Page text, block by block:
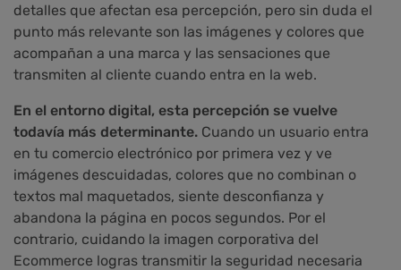
detalles que afectan esa percepción, pero sin duda el
punto más relevante son las imágenes y colores que
acompañan a una marca y las sensaciones que
transmiten al cliente cuando entra en la web.
En el entorno digital, esta percepción se vuelve
todavía más determinante. Cuando un usuario entra
en tu comercio electrónico por primera vez y ve
imágenes descuidadas, colores que no combinan o
textos mal maquetados, siente desconfianza y
abandona la página en pocos segundos. Por el
contrario, cuidando la imagen corporativa del
Ecommerce logras transmitir la seguridad necesaria